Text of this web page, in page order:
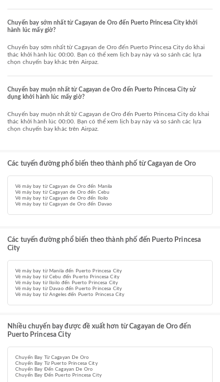
Chuyến bay sớm nhất từ Cagayan de Oro đến Puerto Princesa City khởi
hành lúc mấy giờ?
Chuyến bay sớm nhất từ Cagayan de Oro đến Puerto Princesa City do khai
thác khởi hành lúc 00:00. Bạn có thể xem lịch bay này và so sánh các lựa
chọn chuyến bay khác trên Airpaz.
Chuyến bay muộn nhất từ Cagayan de Oro đến Puerto Princesa City sử
dụng khởi hành lúc mấy giờ?
Chuyến bay muộn nhất từ Cagayan de Oro đến Puerto Princesa City do khai
thác khởi hành lúc 00:00. Bạn có thể xem lịch bay này và so sánh các lựa
chọn chuyến bay khác trên Airpaz.
Các tuyến đường phổ biến theo thành phố từ Cagayan de Oro
Vé máy bay từ Cagayan de Oro đến Manila
Vé máy bay từ Cagayan de Oro đến Cebu
Vé máy bay từ Cagayan de Oro đến Iloilo
Vé máy bay từ Cagayan de Oro đến Davao
Các tuyến đường phổ biến theo thành phố đến Puerto Princesa
City
Vé máy bay từ Manila đến Puerto Princesa City
Vé máy bay từ Cebu đến Puerto Princesa City
Vé máy bay từ Iloilo đến Puerto Princesa City
Vé máy bay từ Davao đến Puerto Princesa City
Vé máy bay từ Angeles đến Puerto Princesa City
Nhiều chuyến bay được đề xuất hơn từ Cagayan de Oro đến
Puerto Princesa City
Chuyến Bay Từ Cagayan De Oro
Chuyến Bay Từ Puerto Princesa City
Chuyến Bay Đến Cagayan De Oro
Chuyến Bay Đến Puerto Princesa City